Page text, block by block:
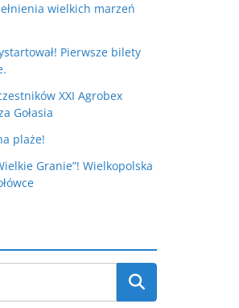
wielkich marzeń
Pierwsze bilety
XXI Agrobex
Gołasia
plaże!
Granie”! Wielkopolska